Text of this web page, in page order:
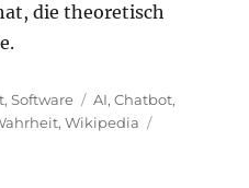
die theoretisch
,Software Schlagwörter
AI,Chatbot,
,Wikipedia